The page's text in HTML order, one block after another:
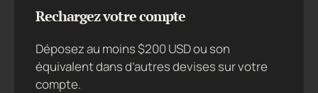
Rechargez votre compte
Déposez au moins $200 USD ou son
équivalent dans d’autres devises sur votre
compte.